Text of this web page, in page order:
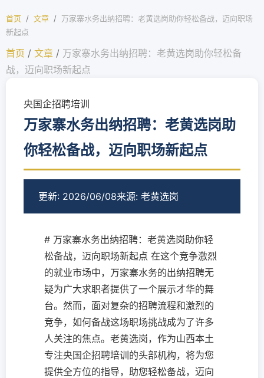
首页 / 文章 / 万家寨水务出纳招聘：老黄选岗助你轻松备战，迈向职场
新起点
首页 / 文章 / 万家寨水务出纳招聘：老黄选岗助你轻松备
战，迈向职场新起点
央国企招聘培训
万家寨水务出纳招聘：老黄选岗助
你轻松备战，迈向职场新起点
更新: 2026/06/08来源: 老黄选岗
# 万家寨水务出纳招聘：老黄选岗助你轻
松备战，迈向职场新起点 在这个竞争激烈
的就业市场中，万家寨水务的出纳招聘无
疑为广大求职者提供了一个展示才华的舞
台。然而，面对复杂的招聘流程和激烈的
竞争，如何备战这场职场挑战成为了许多
人关注的焦点。老黄选岗，作为山西本土
专注央国企招聘培训的头部机构，将为您
提供全方位的指导，助您轻松备战，迈向